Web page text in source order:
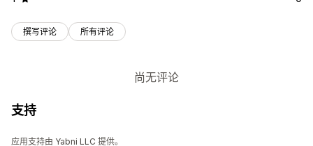
撰写评论 所有评论
尚无评论
支持
应用支持由 Yabni LLC 提供。